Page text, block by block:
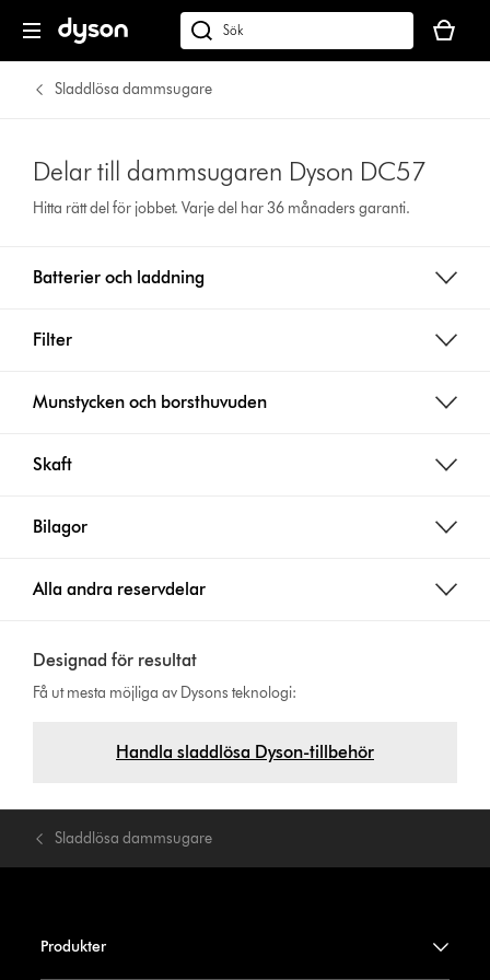
Sök
på
dyson.se
är
tom
Sladdlösa dammsugare
Delar till dammsugaren Dyson DC57
Hitta rätt del för jobbet. Varje del har 36 månaders garanti.
Batterier och laddning
Filter
Munstycken och borsthuvuden
Skaft
Bilagor
Alla andra reservdelar
Designad för resultat
Få ut mesta möjliga av Dysons teknologi:
Handla sladdlösa Dyson-tillbehör
Sladdlösa dammsugare
Produkter